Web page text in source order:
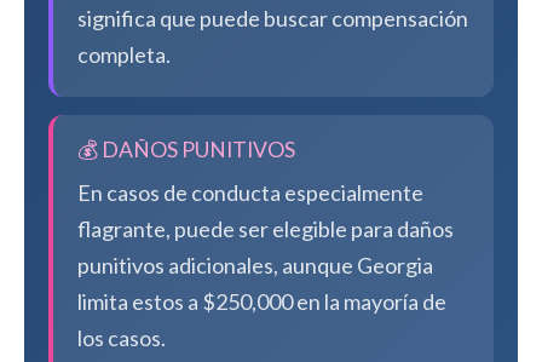
significa que puede buscar compensación
completa.
💰 DAÑOS PUNITIVOS
En casos de conducta especialmente
flagrante, puede ser elegible para daños
punitivos adicionales, aunque Georgia
limita estos a $250,000 en la mayoría de
los casos.